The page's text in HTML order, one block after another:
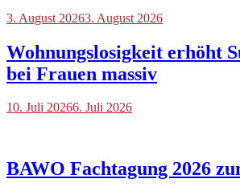
Blog,
3. August 20263. August 2026
Wohnungslosigkeit erhöht
bei Frauen massiv
Blog
10. Juli 20266. Juli 2026
BAWO Fachtagung 2026